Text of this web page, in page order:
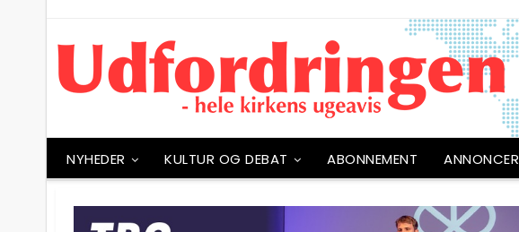
NYHEDER KULTUR OG DEBAT ABONNEMENT ANNONCER